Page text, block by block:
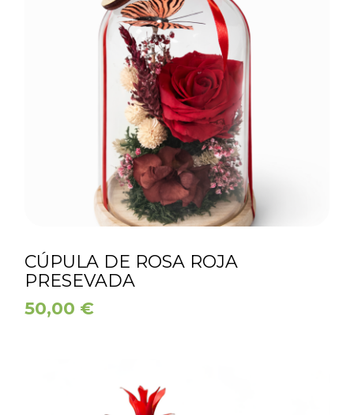
CÚPULA DE ROSA ROJA
PRESEVADA
50,00 €